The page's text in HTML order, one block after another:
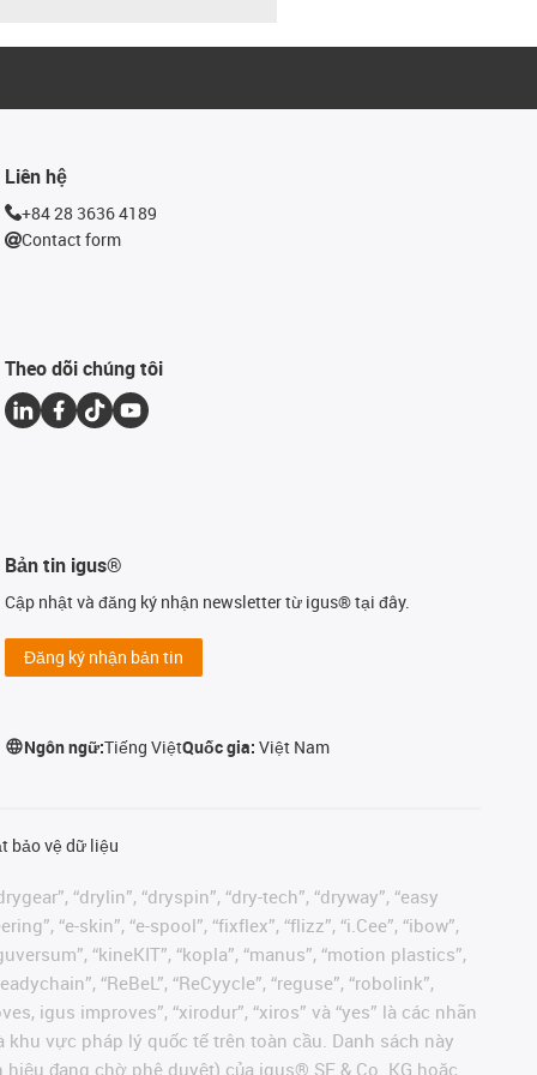
Liên hệ
+84 28 3636 4189
Contact form
Theo dõi chúng tôi
Bản tin igus®
Cập nhật và đăng ký nhận newsletter từ igus® tại đây.
Đăng ký nhận bản tin
Ngôn ngữ:Tiếng ViệtQuốc gia:Việt Nam
bảo vệ dữ liệu
“drylin”, “dryspin”, “dry-tech”, “dryway”, “easy
“e-skin”, “e-spool”, “fixflex”, “flizz”, “i.Cee”, “ibow”,
“kineKIT”, “kopla”, “manus”, “motion plastics”,
“ReBeL”, “ReCyycle”, “reguse”, “robolink”,
igus improves”, “xirodur”, “xiros” và “yes” là các nhãn
vực pháp lý quốc tế trên toàn cầu. Danh sách này
đang chờ phê duyệt) của igus® SE & Co. KG hoặc